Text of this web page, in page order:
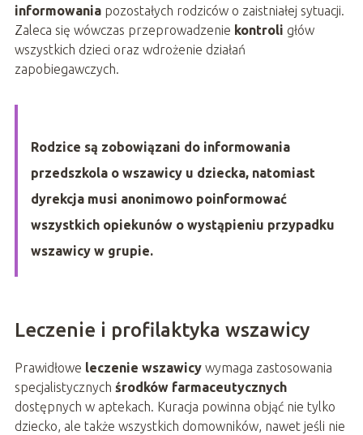
informowaniapozostałych rodziców o zaistniałej sytuacji.
Zaleca się wówczas przeprowadzenie kontroli głów
wszystkich dzieci oraz wdrożenie działań
zapobiegawczych.
Rodzice są zobowiązani do informowania
przedszkola o wszawicy u dziecka, natomiast
dyrekcja musi anonimowo poinformować
wszystkich opiekunów o wystąpieniu przypadku
wszawicy w grupie.
Leczenie i profilaktyka wszawicy
Prawidłowe leczenie wszawicywymaga zastosowania
specjalistycznych środków farmaceutycznych
dostępnych w aptekach. Kuracja powinna objąć nie tylko
dziecko, ale także wszystkich domowników, nawet jeśli nie